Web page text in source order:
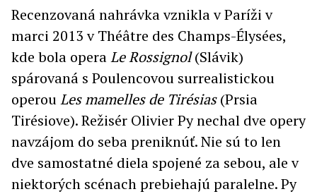
Recenzovaná nahrávka vznikla v Paríži v
marci 2013 v Théâtre des Champs-Élysées,
kde bola operaLe Rossignol(Slávik)
spárovaná s Poulencovou surrealistickou
operouLes mamelles de Tirésias(Prsia
Tirésiove). Režisér Olivier Py nechal dve opery
navzájom do seba preniknúť. Nie sú to len
dve samostatné diela spojené za sebou, ale v
niektorých scénach prebiehajú paralelne. Py